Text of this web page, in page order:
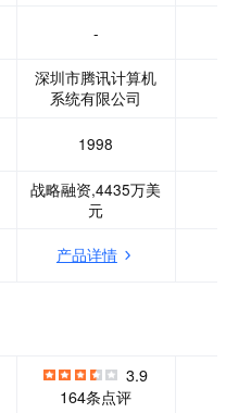
部、连接生态伙
伴、连接消费者。
专业协作、安全管
前企业微信已覆盖
融、制造业、互联
网、医疗等50多个
行各业输出智慧解
-
深圳市腾讯计算机
系统有限公司
1998
战略融资,4435万美
元
产品详情
3.9
164条点评